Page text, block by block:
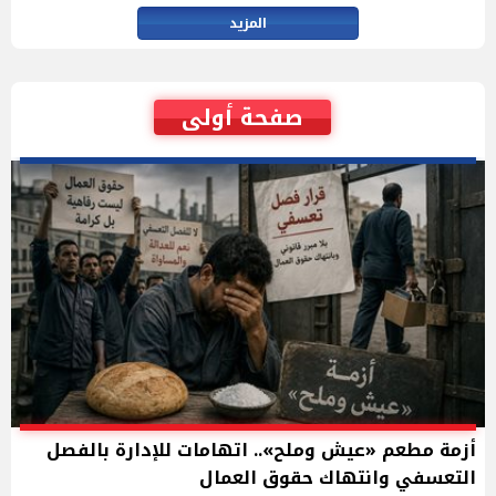
المزيد
صفحة أولى
أزمة مطعم «عيش وملح».. اتهامات للإدارة بالفصل
التعسفي وانتهاك حقوق العمال